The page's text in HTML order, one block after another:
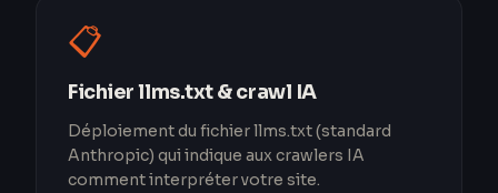
📋
Fichier llms.txt & crawl IA
Déploiement du fichier llms.txt (standard
Anthropic) qui indique aux crawlers IA
comment interpréter votre site.